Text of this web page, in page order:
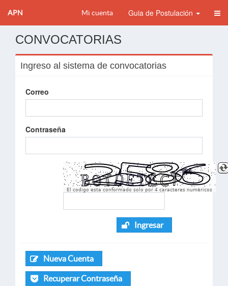
APN Mi cuenta Guia de Postulación
CONVOCATORIAS
Ingreso al sistema de convocatorias
Correo
Contraseña
El codigo esta conformado solo por 4 caracteres numèricos
Ingresar
Nueva Cuenta
Recuperar Contraseña